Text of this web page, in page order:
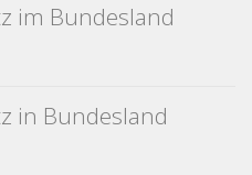
im Bundesland
in Bundesland